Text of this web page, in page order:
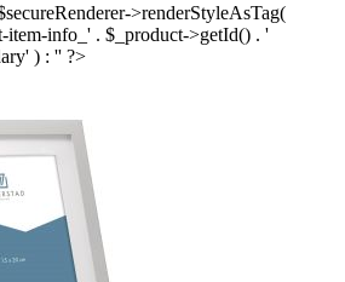
>renderStyleAsTag(
item-info_' . $_product->getId() . '
) : '' ?>